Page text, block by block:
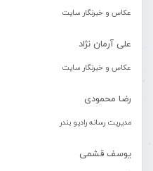
عکاس و خبرنگار سایت
علی آرمان نژاد
عکاس و خبرنگار سایت
رضا محمودی
مدیریت رسانه رادیو بندر
یوسف قشمی